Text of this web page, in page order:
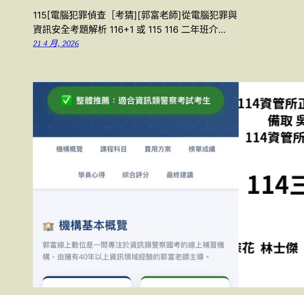
115[電腦犯罪偵查［考猜][郭富老師]從電腦犯罪與
資訊安全考題解析 116+1 或 115 116 二年班介…
21 4 月, 2026